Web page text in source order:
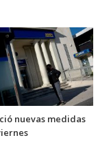
nuevas medidas